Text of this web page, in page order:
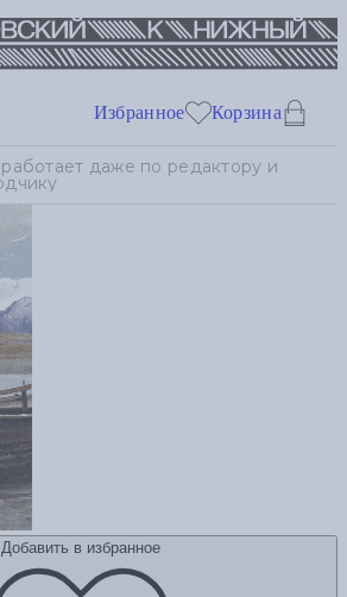
Избранное Корзина
Добавить в избранное